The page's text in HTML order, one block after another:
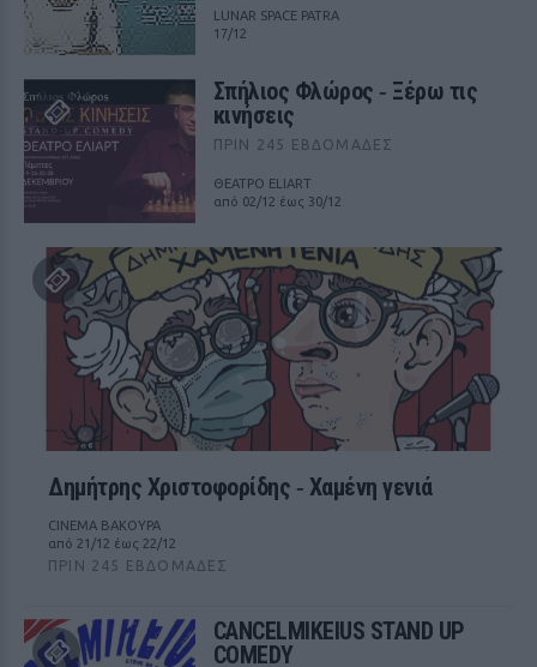
LUNAR SPACE PATRA
17/12
Σπήλιος Φλώρος ‑ Ξέρω τις
κινήσεις
ΠΡΙΝ 245 ΕΒΔΟΜΆΔΕΣ
ΘΕΑΤΡΟ ELIART
από 02/12 έως 30/12
Δημήτρης Χριστοφορίδης ‑ Χαμένη γενιά
CINEMA ΒΑΚΟΥΡΑ
από 21/12 έως 22/12
ΠΡΙΝ 245 ΕΒΔΟΜΆΔΕΣ
CANCELMIKEIUS STAND UP
COMEDY